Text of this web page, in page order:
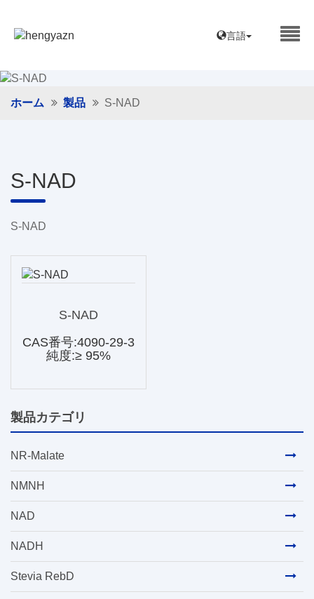
言語
ホーム 製品 S-NAD
S-NAD
S-NAD
S-NAD
CAS番号:4090-29-3
純度:≥ 95%
製品カテゴリ
NR-Malate
NMNH
NAD
NADH
Stevia RebD